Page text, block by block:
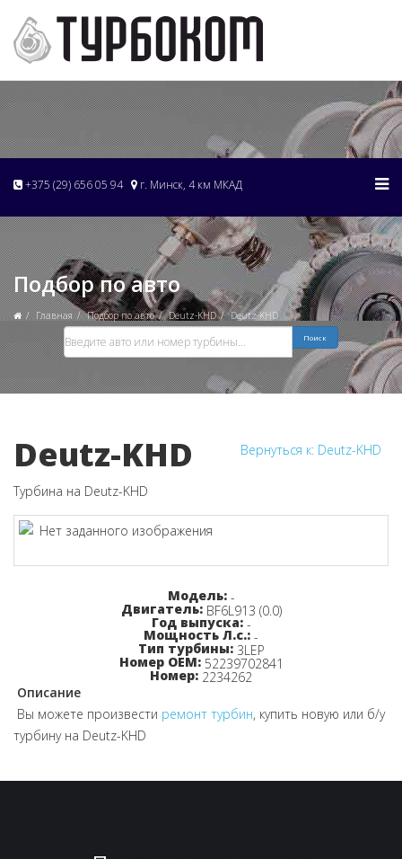
+375 (29) 656 05 94 г. Минск, 4 км МКАД
Подбор по авто
Главная Подбор по авто Deutz-KHD Deutz-KHD
Поиск
Вернуться к: Deutz-KHD
Deutz-KHD
Турбина на Deutz-KHD
Узнайте цену!
Модель: -
Двигатель: BF6L913 (0.0)
Год выпуска: -
Мощность Л.с.: -
Тип турбины: 3LEP
Номер OEM: 52239702841
Номер: 2234262
Описание
Вы можете произвести ремонт турбин, купить новую или б/у
турбину на Deutz-KHD